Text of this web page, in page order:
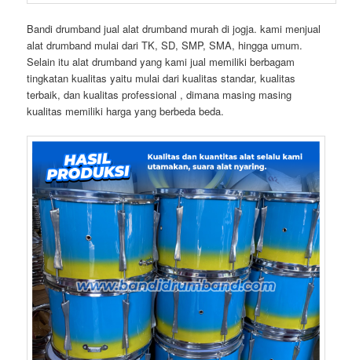
Bandi drumband jual alat drumband murah di jogja. kami menjual
alat drumband mulai dari TK, SD, SMP, SMA, hingga umum.
Selain itu alat drumband yang kami jual memiliki berbagam
tingkatan kualitas yaitu mulai dari kualitas standar, kualitas
terbaik, dan kualitas professional , dimana masing masing
kualitas memiliki harga yang berbeda beda.